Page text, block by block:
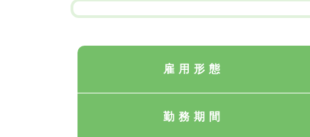
雇用形態
勤務期間